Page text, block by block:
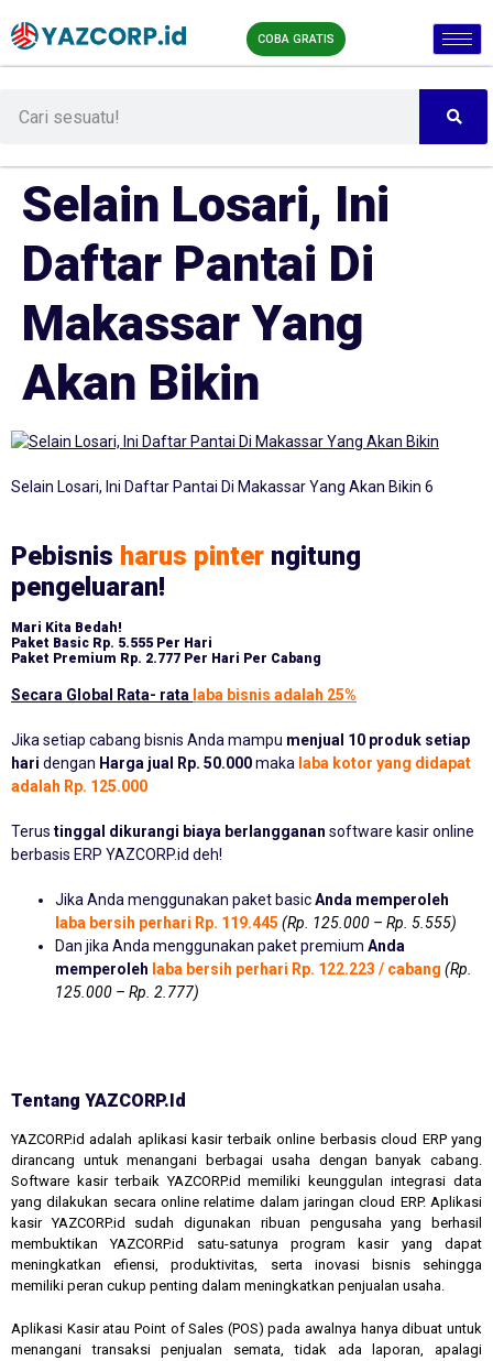
COBA GRATIS
Selain Losari, Ini
Daftar Pantai Di
Makassar Yang
Akan Bikin
Selain Losari, Ini Daftar Pantai Di Makassar Yang Akan Bikin 6
Pebisnis harus pinter ngitung
pengeluaran!
Mari Kita Bedah!
Paket Basic Rp. 5.555 Per Hari
Paket Premium Rp. 2.777 Per Hari Per Cabang
Secara Global Rata- rata laba bisnis adalah 25%
Jika setiap cabang bisnis Anda mampu menjual 10 produk setiap
hari dengan Harga jual Rp. 50.000maka laba kotor yang didapat
adalah Rp. 125.000
Terus tinggal dikurangi biaya berlangganan software kasir online
berbasis ERP YAZCORP.id deh!
Jika Anda menggunakan paket basicAnda memperoleh
laba bersih perhari Rp. 119.445 (Rp. 125.000 – Rp. 5.555)
Dan jika Anda menggunakan paket premium Anda
memperoleh laba bersih perhari Rp. 122.223 / cabang (Rp.
125.000 – Rp. 2.777)
Tentang YAZCORP.id
YAZCORP.id adalah aplikasi kasir terbaik online berbasis cloud ERP yang
dirancang untuk menangani berbagai usaha dengan banyak cabang.
Software kasir terbaik YAZCORP.id memiliki keunggulan integrasi data
yang dilakukan secara online relatime dalam jaringan cloud ERP. Aplikasi
kasir YAZCORP.id sudah digunakan ribuan pengusaha yang berhasil
membuktikan YAZCORP.id satu-satunya program kasir yang dapat
meningkatkan efiensi, produktivitas, serta inovasi bisnis sehingga
memiliki peran cukup penting dalam meningkatkan penjualan usaha.
Aplikasi Kasir atau Point of Sales (POS) pada awalnya hanya dibuat untuk
menangani transaksi penjualan semata, tidak ada laporan, apalagi